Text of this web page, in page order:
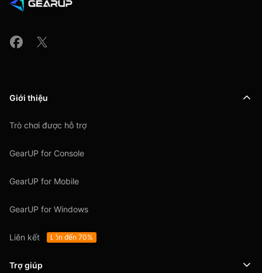
Giới thiệu
Trò chơi được hỗ trợ
GearUP for Console
GearUP for Mobile
GearUP for Windows
Liên kết Lên đến 70%
Trợ giúp